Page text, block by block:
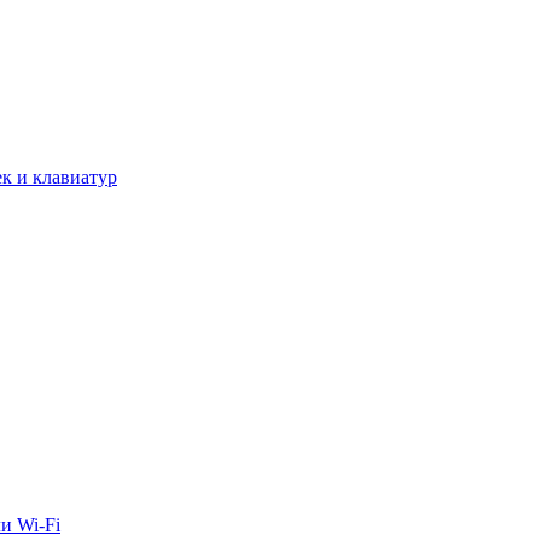
и клавиатур
Wi-Fi